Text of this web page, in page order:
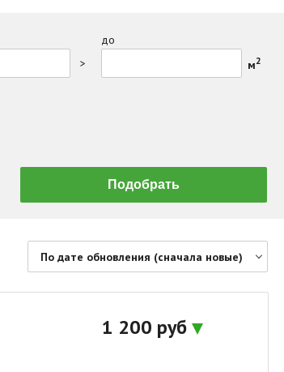
>
до
м2
По дате обновления (сначала новые)
По дате обновления (сначала новые)
1 200 руб